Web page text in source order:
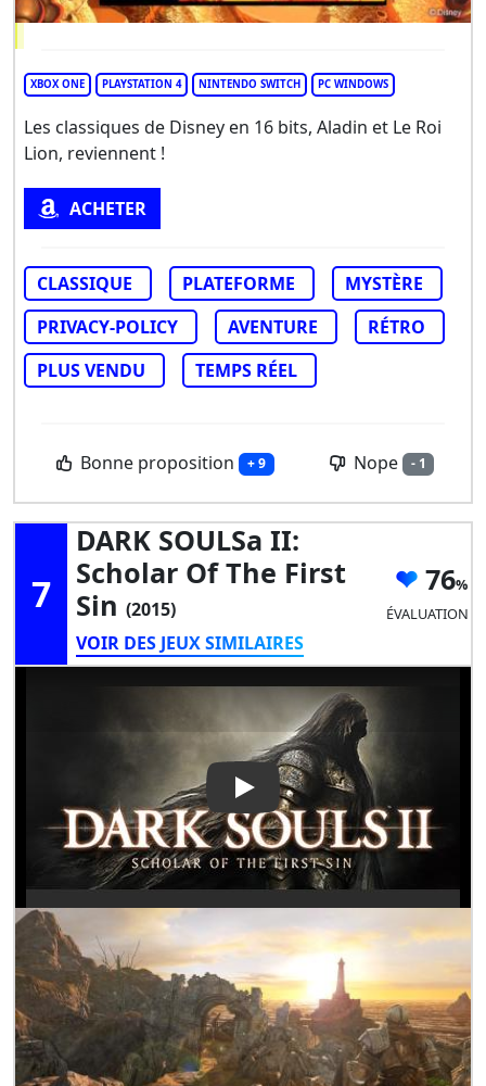
XBOX ONE PLAYSTATION 4 NINTENDO SWITCH PC WINDOWS
Les classiques de Disney en 16 bits, Aladin et Le Roi
Lion, reviennent !
ACHETER
CLASSIQUE PLATEFORME
MYSTÈRE
PRIVACY-POLICY
AVENTURE
RÉTRO
PLUS VENDU
TEMPS RÉEL
Bonne proposition + 9 Nope - 1
7
DARK SOULSa II:
Scholar Of The First
Sin (2015)
VOIR DES JEUX SIMILAIRES
76
ÉVALUATION
Play Video: DARK SOULSa